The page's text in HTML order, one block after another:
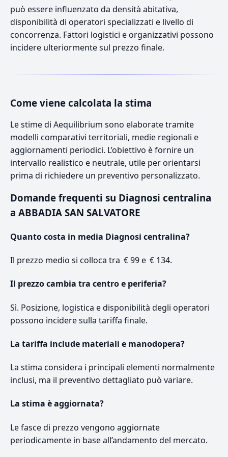
può essere influenzato da densità abitativa,
disponibilità di operatori specializzati e livello di
concorrenza. Fattori logistici e organizzativi possono
incidere ulteriormente sul prezzo finale.
Come viene calcolata la stima
Le stime di Aequilibrium sono elaborate tramite
modelli comparativi territoriali, medie regionali e
aggiornamenti periodici. L’obiettivo è fornire un
intervallo realistico e neutrale, utile per orientarsi
prima di richiedere un preventivo personalizzato.
Domande frequenti su Diagnosi centralina
a ABBADIA SAN SALVATORE
Quanto costa in media Diagnosi centralina?
Il prezzo medio si colloca tra € 99 e € 134.
Il prezzo cambia tra centro e periferia?
Sì. Posizione, logistica e disponibilità degli operatori
possono incidere sulla tariffa finale.
La tariffa include materiali e manodopera?
La stima considera i principali elementi normalmente
inclusi, ma il preventivo dettagliato può variare.
La stima è aggiornata?
Le fasce di prezzo vengono aggiornate
periodicamente in base all’andamento del mercato.